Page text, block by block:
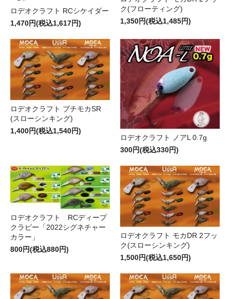
ロデオクラフト RCシケイダー
1,470円(税込1,617円)
ク(フローティング)
1,350円(税込1,485円)
ロデオクラフト プチモカSR
(スローシンキング)
1,400円(税込1,540円)
ロデオクラフト ノアL 0.7g
300円(税込330円)
ロデオクラフト RCディープ
クラピー「2022シグネチャー
カラー」
800円(税込880円)
ロデオクラフト モカDR 2フッ
ク(スローシンキング)
1,500円(税込1,650円)